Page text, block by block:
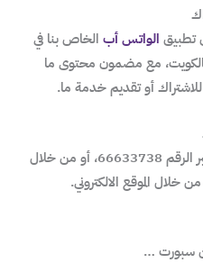
تطبيق الواتس أب الخاص بنا في
مع مضمون محتوى ما
أو تقديم خدمة ما.
أو من خلال الرقم الهاتفي مباشرة عبر الرقم 66633738، أو من خلال
خلال الموقع الالكتروني.
سبورت …